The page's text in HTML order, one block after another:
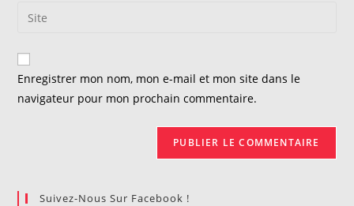
address
comment
Saisir
de
votre
(facultatif)
Enregistrer mon nom, mon e-mail et mon site dans le
navigateur pour mon prochain commentaire.
Suivez-Nous Sur Facebook !